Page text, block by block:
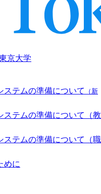
京大学
ステムの準備について （新
テムの準備について（教
ステムの準備について（職
めに